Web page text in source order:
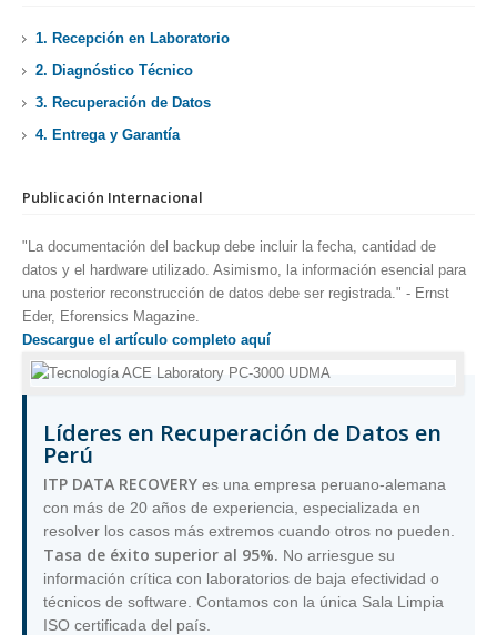
1. Recepción en Laboratorio
2. Diagnóstico Técnico
3. Recuperación de Datos
4. Entrega y Garantía
Publicación Internacional
"La documentación del backup debe incluir la fecha, cantidad de
datos y el hardware utilizado. Asimismo, la información esencial para
una posterior reconstrucción de datos debe ser registrada." - Ernst
Eder, Eforensics Magazine.
Descargue el artículo completo aquí
Líderes en Recuperación de Datos en
Perú
ITP DATA RECOVERY es una empresa peruano-alemana
con más de 20 años de experiencia, especializada en
resolver los casos más extremos cuando otros no pueden.
Tasa de éxito superior al 95%. No arriesgue su
información crítica con laboratorios de baja efectividad o
técnicos de software. Contamos con la única Sala Limpia
ISO certificada del país.